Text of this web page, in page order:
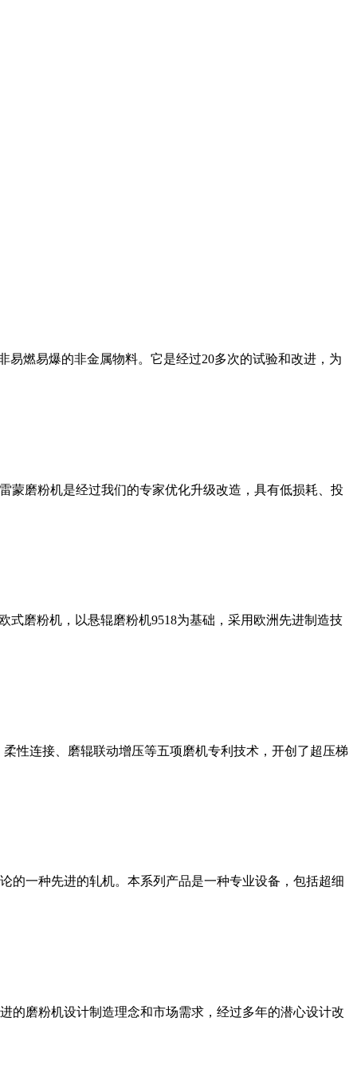
燃易爆的非金属物料。它是经过20多次的试验和改进，为
蒙磨粉机是经过我们的专家优化升级改造，具有低损耗、投
磨粉机，以悬辊磨粉机9518为基础，采用欧洲先进制造技
性连接、磨辊联动增压等五项磨机专利技术，开创了超压梯
的一种先进的轧机。本系列产品是一种专业设备，包括超细
的磨粉机设计制造理念和市场需求，经过多年的潜心设计改